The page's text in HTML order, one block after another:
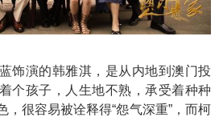
演的韩雅淇，是从内地到澳门投
个孩子，人生地不熟，承受着种种
，很容易被诠释得“怨气深重”，而柯